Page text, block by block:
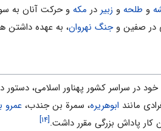
و طلحه و زبیر در مکه و حرکت آنان به
در صفین وجنگ نهروان، به عهده
در سراسر کشور پهناور اسلامی، دستور
مانند ابوهریره، سمرة بن جندب،
پاداش بزرگی مقرر داشت.[۱۴]